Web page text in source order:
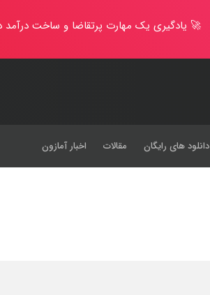
🚀 یادگیری یک مهارت پرتقاضا و ساخت درآمد
دانلود های رایگان مقالات اخبار آمازون